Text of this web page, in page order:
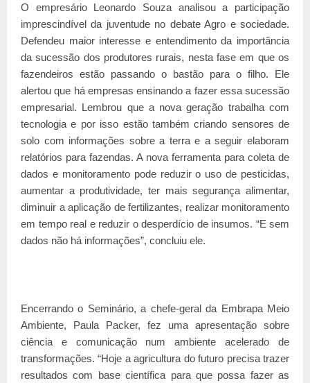
O empresário Leonardo Souza analisou a participação
imprescindível da juventude no debate Agro e sociedade.
Defendeu maior interesse e entendimento da importância
da sucessão dos produtores rurais, nesta fase em que os
fazendeiros estão passando o bastão para o filho. Ele
alertou que há empresas ensinando a fazer essa sucessão
empresarial. Lembrou que a nova geração trabalha com
tecnologia e por isso estão também criando sensores de
solo com informações sobre a terra e a seguir elaboram
relatórios para fazendas. A nova ferramenta para coleta de
dados e monitoramento pode reduzir o uso de pesticidas,
aumentar a produtividade, ter mais segurança alimentar,
diminuir a aplicação de fertilizantes, realizar monitoramento
em tempo real e reduzir o desperdício de insumos. “E sem
dados não há informações”, concluiu ele.
Encerrando o Seminário, a chefe-geral da Embrapa Meio
Ambiente, Paula Packer, fez uma apresentação sobre
ciência e comunicação num ambiente acelerado de
transformações. “Hoje a agricultura do futuro precisa trazer
resultados com base científica para que possa fazer as